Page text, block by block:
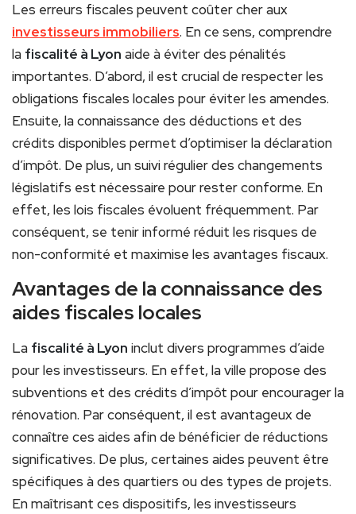
Les erreurs fiscales peuvent coûter cher aux
investisseurs immobiliers. En ce sens, comprendre
la fiscalité à Lyon aide à éviter des pénalités
importantes. D’abord, il est crucial de respecter les
obligations fiscales locales pour éviter les amendes.
Ensuite, la connaissance des déductions et des
crédits disponibles permet d’optimiser la déclaration
d’impôt. De plus, un suivi régulier des changements
législatifs est nécessaire pour rester conforme. En
effet, les lois fiscales évoluent fréquemment. Par
conséquent, se tenir informé réduit les risques de
non-conformité et maximise les avantages fiscaux.
Avantages de la connaissance des
aides fiscales locales
La fiscalité à Lyon inclut divers programmes d’aide
pour les investisseurs. En effet, la ville propose des
subventions et des crédits d’impôt pour encourager la
rénovation. Par conséquent, il est avantageux de
connaître ces aides afin de bénéficier de réductions
significatives. De plus, certaines aides peuvent être
spécifiques à des quartiers ou des types de projets.
En maîtrisant ces dispositifs, les investisseurs